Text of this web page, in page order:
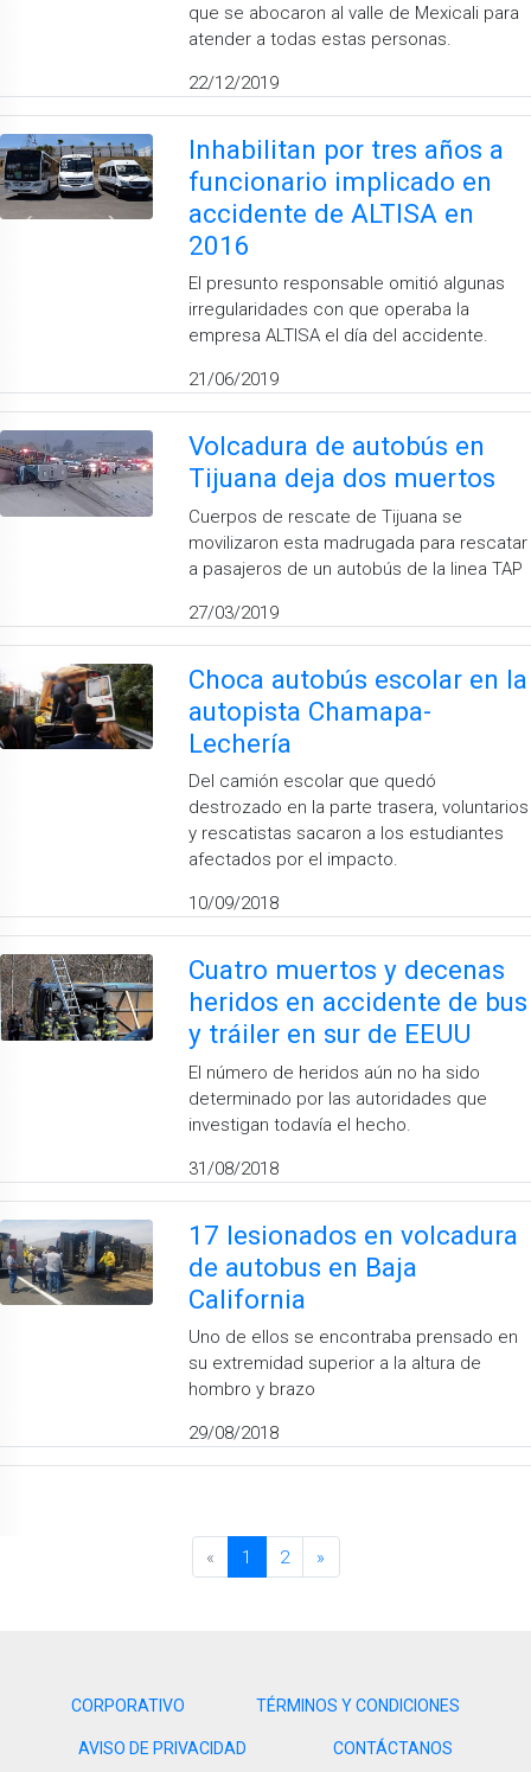
que se abocaron al valle de Mexicali para
atender a todas estas personas.
22/12/2019
Inhabilitan por tres años a
funcionario implicado en
accidente de ALTISA en
2016
El presunto responsable omitió algunas
irregularidades con que operaba la
empresa ALTISA el día del accidente.
21/06/2019
Volcadura de autobús en
Tijuana deja dos muertos
Cuerpos de rescate de Tijuana se
movilizaron esta madrugada para rescatar
a pasajeros de un autobús de la linea TAP
27/03/2019
Choca autobús escolar en la
autopista Chamapa-
Lechería
Del camión escolar que quedó
destrozado en la parte trasera, voluntarios
y rescatistas sacaron a los estudiantes
afectados por el impacto.
10/09/2018
Cuatro muertos y decenas
heridos en accidente de bus
y tráiler en sur de EEUU
El número de heridos aún no ha sido
determinado por las autoridades que
investigan todavía el hecho.
31/08/2018
17 lesionados en volcadura
de autobus en Baja
California
Uno de ellos se encontraba prensado en
su extremidad superior a la altura de
hombro y brazo
29/08/2018
« 1 2 »
CORPORATIVO TÉRMINOS Y CONDICIONES
AVISO DE PRIVACIDAD CONTÁCTANOS